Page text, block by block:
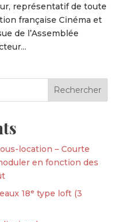
représentatif de toute
française Cinéma et
de l’Assemblée
location – Courte
en fonction des
18ᵉ type loft (3